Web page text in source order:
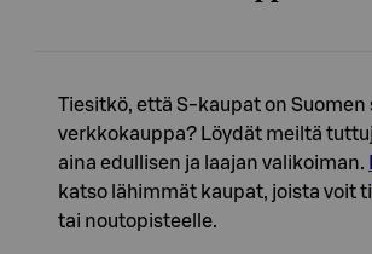
Tiesitkö, että S-kaupat on Suomen
verkkokauppa? Löydät meiltä
aina edullisen ja laajan valikoiman.
katso lähimmät kaupat, joista voit
tai noutopisteelle.